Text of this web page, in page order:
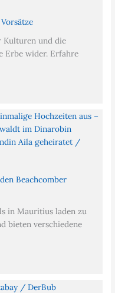
Kulturen und die
Erbe wider. Erfahre
Beachcomber
in Mauritius laden zu
bieten verschiedene